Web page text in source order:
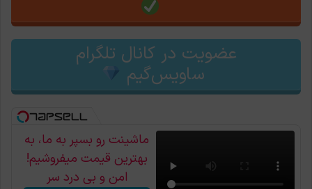
عضویت در کانال تلگرام
ساویس‌گیم
ماشینت رو بسپر به ما، به
بهترین قیمت میفروشیم!
امن و بی درد سر